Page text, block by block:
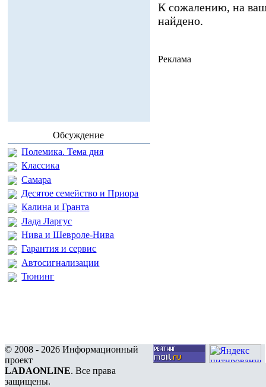
Обсуждение
Полемика. Тема дня
Классика
Самара
Десятое семейство и Приора
Калина и Гранта
Лада Ларгус
Нива и Шевроле-Нива
Гарантия и сервис
Автосигнализации
Тюнинг
К сожалению, на
найдено.
Реклама
© 2008 - 2026 Информационный
проект
LADAONLINE. Все права
защищены.